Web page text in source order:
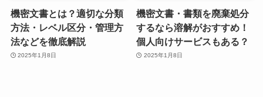
機密文書とは？適切な分類
方法・レベル区分・管理方
法などを徹底解説
2025年1月8日
機密文書・書類を廃棄処分
するなら溶解がおすすめ！
個人向けサービスもある？
2025年1月8日